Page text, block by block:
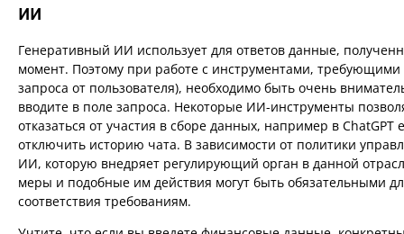
ИИ
Генеративный ИИ использует для ответов данные,
момент. Поэтому при работе с инструментами, требующими
запроса от пользователя), необходимо быть очень
вводите в поле запроса. Некоторые ИИ-инструменты
отказаться от участия в сборе данных, например в ChatGPT
отключить историю чата. В зависимости от политики
ИИ, которую внедряет регулирующий орган в данной
меры и подобные им действия могут быть обязательными
соответствия требованиям.